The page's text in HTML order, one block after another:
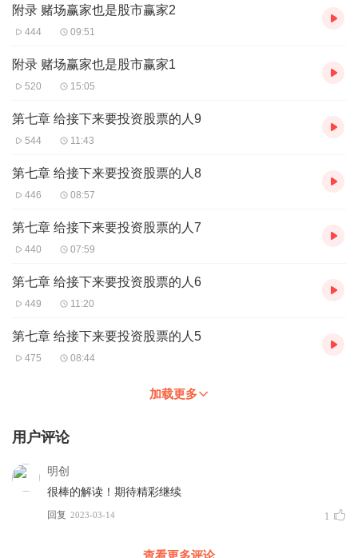
第三章 取得成功的重要一步是可以冷静地看待股市和自己
第四章 职业：交易工匠
第六章 我能成为亿万富翁是2ch的功劳
第七章 如果从现在开始炒股的话
附录 赌场赢家也是股市赢家2
444 09:51
附录 赌场赢家也是股市赢家1
520 15:05
第七章 给接下来要投资股票的人9
544 11:43
第七章 给接下来要投资股票的人8
446 08:57
第七章 给接下来要投资股票的人7
440 07:59
第七章 给接下来要投资股票的人6
449 11:20
第七章 给接下来要投资股票的人5
475 08:44
加载更多
用户评论
明创
很棒的解读！期待精彩继续
回复 2023-03-14 1
查看更多评论